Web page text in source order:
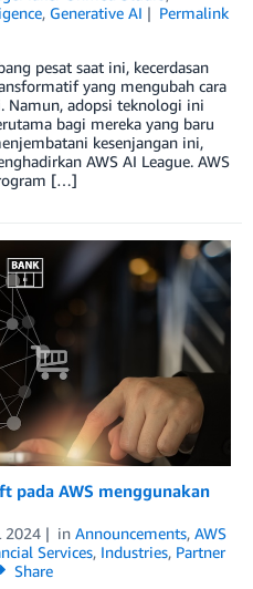
, Generative AI
Permalink
pesat saat ini, kecerdasan
yang mengubah cara
Namun, adopsi teknologi ini
bagi mereka yang baru
kesenjangan ini,
AWS AI League. AWS
[…]
pada AWS menggunakan
2024 in Announcements, AWS
Services, Industries, Partner
Share